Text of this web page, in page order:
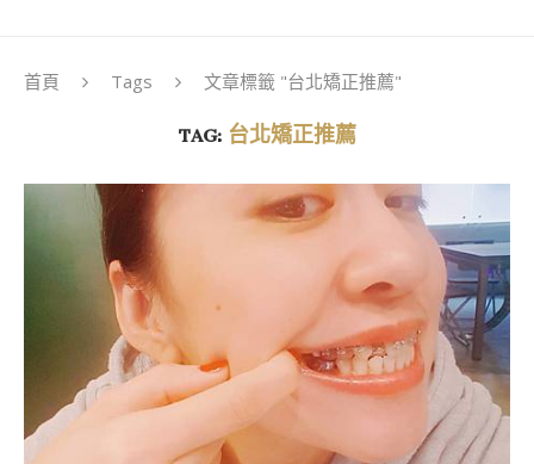
首頁 Tags 文章標籤 "台北矯正推薦"
TAG:台北矯正推薦